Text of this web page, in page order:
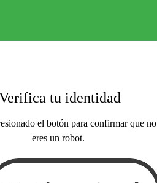
tu identidad
el botón para confirmar que no
eres un robot.